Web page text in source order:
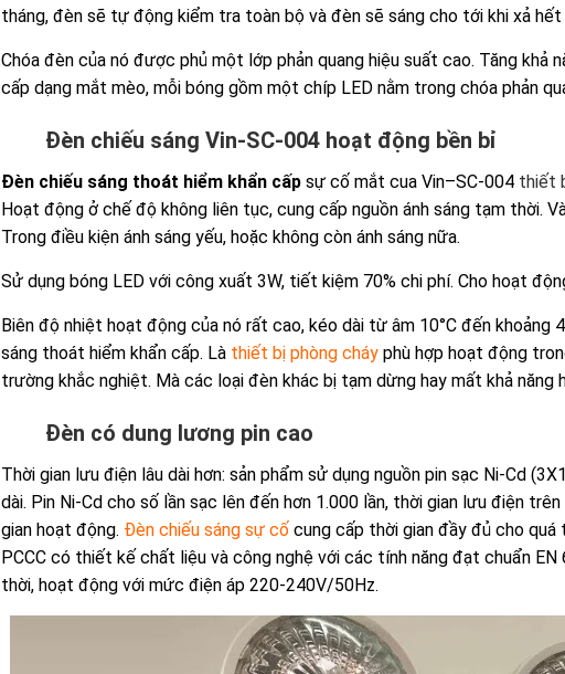
tháng, đèn sẽ tự động kiểm tra toàn bộ và đèn sẽ sáng cho tới khi xả hết
Chóa đèn của nó được phủ một lớp phản quang hiệu suất cao. Tăng khả
cấp dạng mắt mèo, mỗi bóng gồm một chíp LED nằm trong chóa phản
Đèn chiếu sáng Vin-SC-004 hoạt động bền bỉ
Đèn chiếu sáng thoát hiểm khẩn cấpsự cố mắt cua Vin–SC-004 thiết
Hoạt động ở chế độ không liên tục, cung cấp nguồn ánh sáng tạm thời.
Trong điều kiện ánh sáng yếu, hoặc không còn ánh sáng nữa.
Sử dụng bóng LED với công xuất 3W, tiết kiệm 70% chi phí. Cho hoạt
Biên độ nhiệt hoạt động của nó rất cao, kéo dài từ âm 10°C đến khoảng
sáng thoát hiểm khẩn cấp. Là thiết bị phòng cháyphù hợp hoạt động
trường khắc nghiệt. Mà các loại đèn khác bị tạm dừng hay mất khả năng
Đèn có dung lương pin cao
Thời gian lưu điện lâu dài hơn: sản phẩm sử dụng nguồn pin sạc Ni-Cd
dài. Pin Ni-Cd cho số lần sạc lên đến hơn 1.000 lần, thời gian lưu điện
gian hoạt động. Đèn chiếu sáng sự cốcung cấp thời gian đầy đủ cho quá
PCCC có thiết kế chất liệu và công nghệ với các tính năng đạt chuẩn
thời, hoạt động với mức điện áp 220-240V/50Hz.